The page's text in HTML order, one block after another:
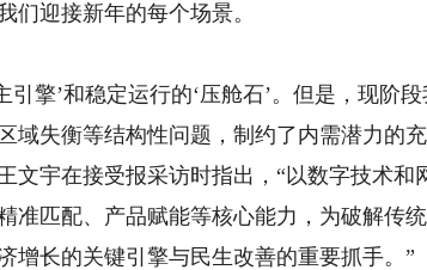
们迎接新年的每个场景。
’和稳定运行的‘压舱石’。但是，现阶段
域失衡等结构性问题，制约了内需潜力的
文宇在接受报采访时指出，“以数字技术和
准匹配、产品赋能等核心能力，为破解传
增长的关键引擎与民生改善的重要抓手。”